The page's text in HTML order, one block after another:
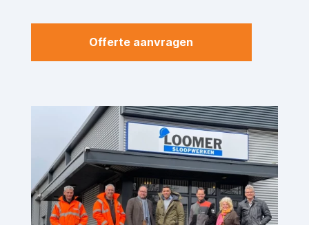
Offerte aanvragen